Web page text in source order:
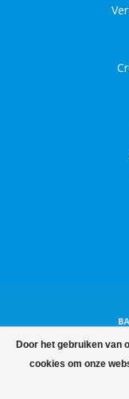
Door het gebruiken van
cookies om onze ©